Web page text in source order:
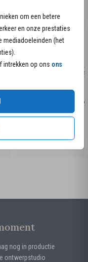
om een betere
en onze prestaties
mediadoeleinden (het
intrekken op ons ons
nog in productie
ontwerpstudio